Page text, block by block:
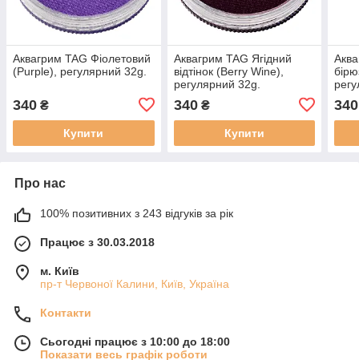
Аквагрим TAG Фіолетовий
(Purple), регулярний 32g.
340 ₴
Купити
Аквагрим TAG Ягідний
відтінок (Berry Wine),
регулярний 32g.
340₴
Купити
340
Про нас
100% позитивних з 243 відгуків за рік
Працює з 30.03.2018
м. Київ
пр-т Червоної Калини, Київ, Україна
Контакти
Сьогодні працює з 10:00 до 18:00
Показати весь графік роботи